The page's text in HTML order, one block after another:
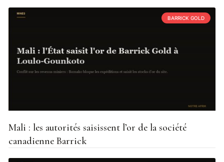
BARRICK GOLD
Mali : les autorités saisissent l’or de la société
canadienne Barrick